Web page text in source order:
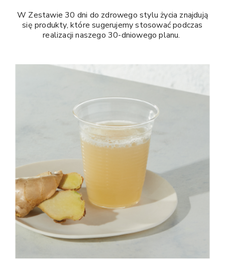
W Zestawie 30 dni do zdrowego stylu życia znajdują
się produkty, które sugerujemy stosować podczas
realizacji naszego 30-dniowego planu.